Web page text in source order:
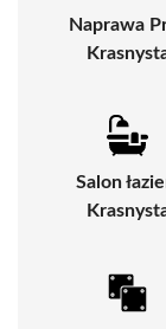
Naprawa
Salon